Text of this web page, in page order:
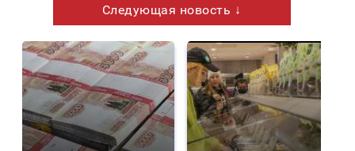
Следующая новость ↓